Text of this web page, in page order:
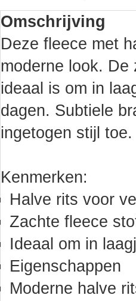
Omschrijving
Deze fleece met
moderne look.
ideaal is om in
dagen. Subtiele
ingetogen stijl toe.
Kenmerken:
Halve rits voor
Zachte fleece
Ideaal om in
Eigenschappen
Moderne halve